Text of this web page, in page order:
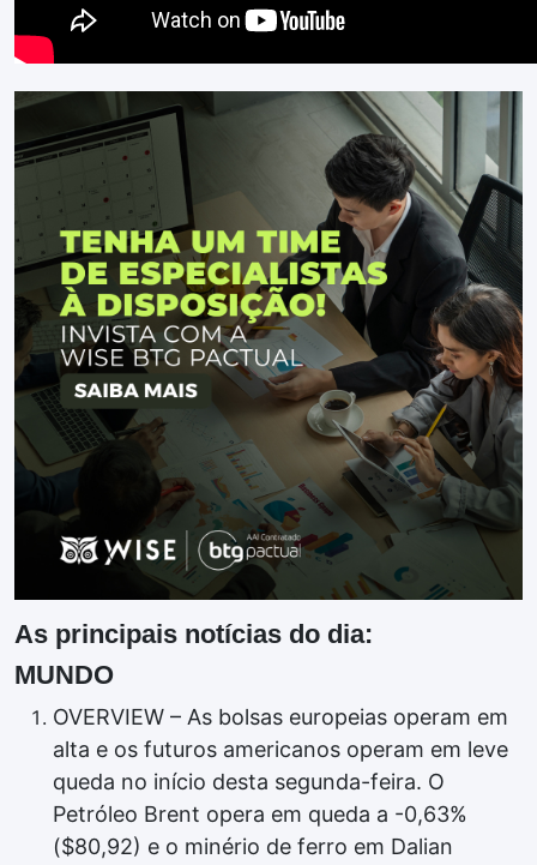
As principais notícias do dia:
MUNDO
OVERVIEW – As bolsas europeias operam em
alta e os futuros americanos operam em leve
queda no início desta segunda-feira. O
Petróleo Brent opera em queda a -0,63%
($80,92) e o minério de ferro em Dalian